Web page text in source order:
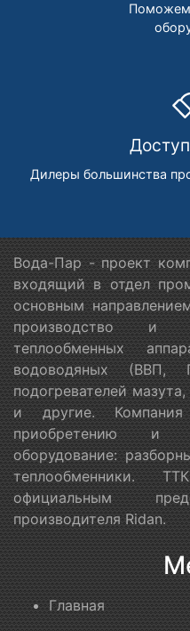
Дилеры большинства
Вода-Пар - проект
входящий в отдел
основным
производство и
теплообменных
водоводяных (ВВП,
подогревателей
и другие.
приобретению и
оборудование:
теплообменники.
официальным
производителя Ridan.
Главная